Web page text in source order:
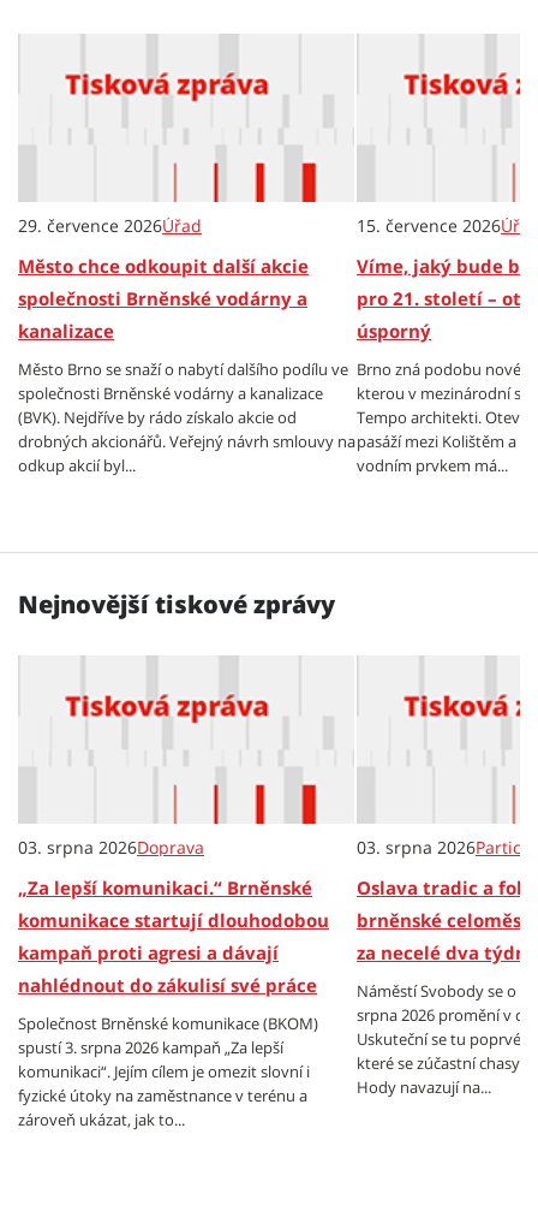
29. července 2026Úřad
Město chce odkoupit další akcie
společnosti Brněnské vodárny a
kanalizace
Město Brno se snaží o nabytí dalšího podílu ve
společnosti Brněnské vodárny a kanalizace
(BVK). Nejdříve by rádo získalo akcie od
drobných akcionářů. Veřejný návrh smlouvy na
odkup akcií byl...
15. července 2026
Víme, jaký bude
pro 21. století –
úsporný
Brno zná podobu nové
kterou v mezinárodní
Tempo architekti.
pasáží mezi Kolištěm a
vodním prvkem má...
Nejnovější tiskové zprávy
03. srpna 2026Doprava
„Za lepší komunikaci.“ Brněnské
komunikace startují dlouhodobou
kampaň proti agresi a dávají
nahlédnout do zákulisí své práce
Společnost Brněnské komunikace (BKOM)
spustí 3. srpna 2026 kampaň „Za lepší
komunikaci“. Jejím cílem je omezit slovní i
fyzické útoky na zaměstnance v terénu a
zároveň ukázat, jak to...
03. srpna 2026
Oslava tradic a
brněnské
za necelé dva týdny
Náměstí Svobody se o
srpna 2026 promění v
Uskuteční se tu poprvé
které se zúčastní chasy
Hody navazují na...